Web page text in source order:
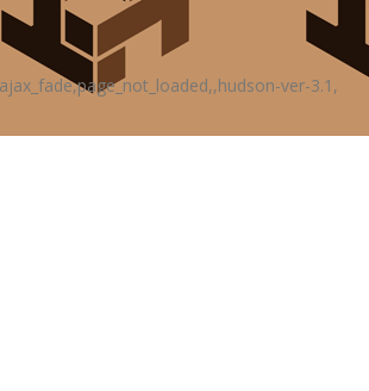
ver-3.1,